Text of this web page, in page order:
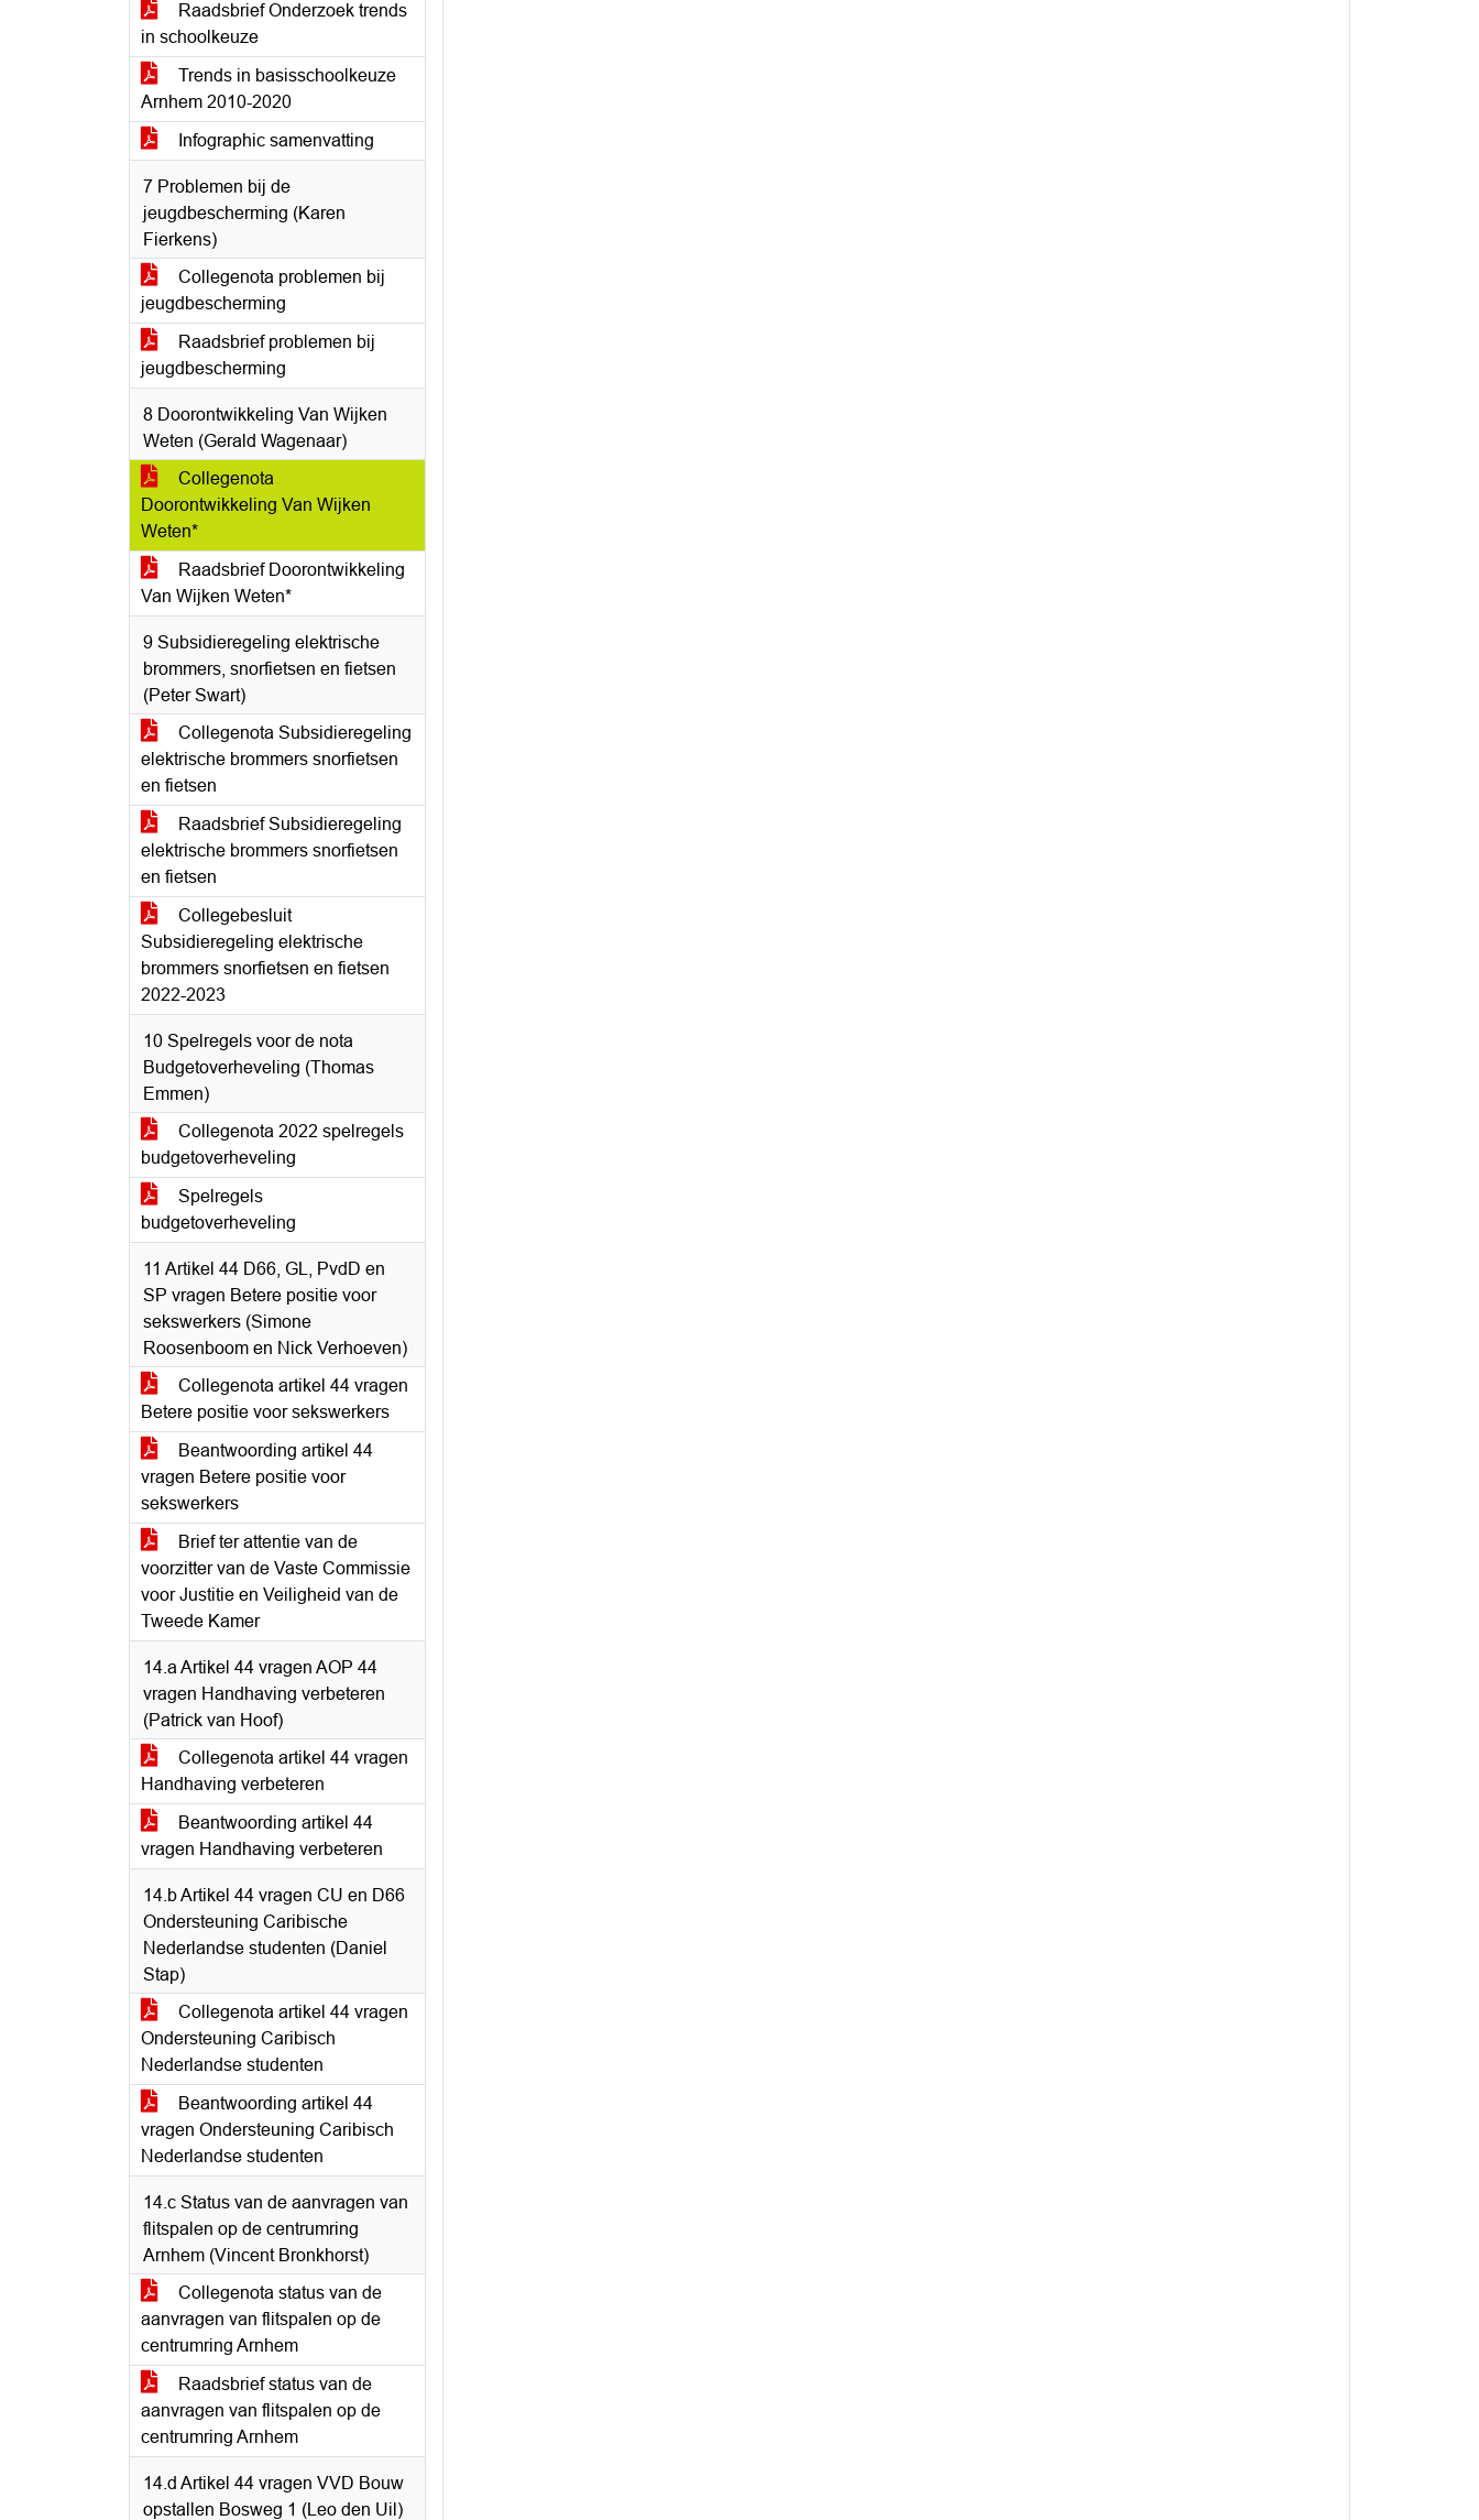
Raadsbrief Onderzoek trends
in schoolkeuze
Trends in basisschoolkeuze
Arnhem 2010-2020
Infographic samenvatting
7 Problemen bij de
jeugdbescherming (Karen
Fierkens)
Collegenota problemen bij
jeugdbescherming
Raadsbrief problemen bij
jeugdbescherming
8 Doorontwikkeling Van Wijken
Weten (Gerald Wagenaar)
Collegenota
Doorontwikkeling Van Wijken
Weten*
Raadsbrief Doorontwikkeling
Van Wijken Weten*
9 Subsidieregeling elektrische
brommers, snorfietsen en fietsen
(Peter Swart)
Collegenota Subsidieregeling
elektrische brommers snorfietsen
en fietsen
Raadsbrief Subsidieregeling
elektrische brommers snorfietsen
en fietsen
Collegebesluit
Subsidieregeling elektrische
brommers snorfietsen en fietsen
2022-2023
10 Spelregels voor de nota
Budgetoverheveling (Thomas
Emmen)
Collegenota 2022 spelregels
budgetoverheveling
Spelregels
budgetoverheveling
11 Artikel 44 D66, GL, PvdD en
SP vragen Betere positie voor
sekswerkers (Simone
Roosenboom en Nick Verhoeven)
Collegenota artikel 44 vragen
Betere positie voor sekswerkers
Beantwoording artikel 44
vragen Betere positie voor
sekswerkers
Brief ter attentie van de
voorzitter van de Vaste Commissie
voor Justitie en Veiligheid van de
Tweede Kamer
14.a Artikel 44 vragen AOP 44
vragen Handhaving verbeteren
(Patrick van Hoof)
Collegenota artikel 44 vragen
Handhaving verbeteren
Beantwoording artikel 44
vragen Handhaving verbeteren
14.b Artikel 44 vragen CU en D66
Ondersteuning Caribische
Nederlandse studenten (Daniel
Stap)
Collegenota artikel 44 vragen
Ondersteuning Caribisch
Nederlandse studenten
Beantwoording artikel 44
vragen Ondersteuning Caribisch
Nederlandse studenten
14.c Status van de aanvragen van
flitspalen op de centrumring
Arnhem (Vincent Bronkhorst)
Collegenota status van de
aanvragen van flitspalen op de
centrumring Arnhem
Raadsbrief status van de
aanvragen van flitspalen op de
centrumring Arnhem
14.d Artikel 44 vragen VVD Bouw
opstallen Bosweg 1 (Leo den Uil)